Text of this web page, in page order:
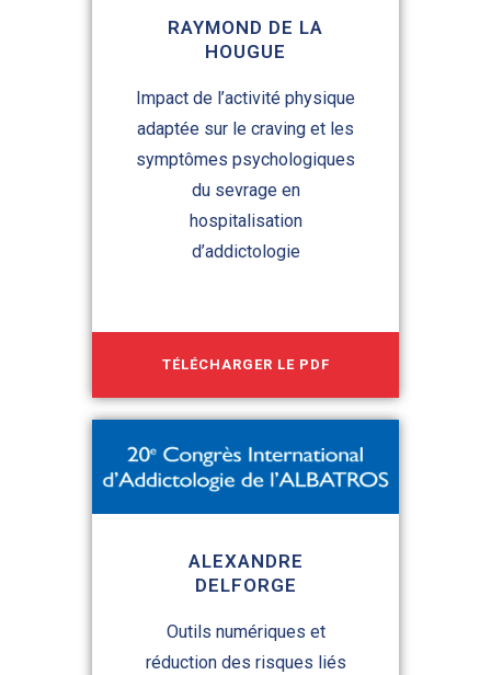
RAYMOND DE LA
HOUGUE
Impact de l’activité physique
adaptée sur le craving et les
symptômes psychologiques
du sevrage en
hospitalisation
d’addictologie
TÉLÉCHARGER LE PDF
ALEXANDRE
DELFORGE
Outils numériques et
réduction des risques liés